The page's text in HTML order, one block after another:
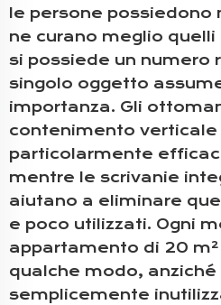
le persone
ne curano meglio quelli
si possiede un numero
singolo oggetto
importanza. Gli
contenimento verticale
particolarmente
mentre le scrivanie
aiutano a eliminare
e poco utilizzati. Ogni
appartamento di 20
qualche modo,
semplicemente